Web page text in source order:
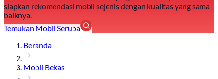
siapkan rekomendasi mobil sejenis dengan kualitas yang sama
baiknya.
Temukan Mobil Serupa
Beranda
Mobil Bekas